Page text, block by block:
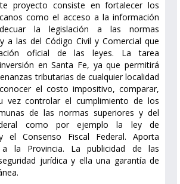
proyecto consiste en fortalecer los
como el acceso a la información
la legislación a las normas
a las del Código Civil y Comercial que
oficial de las leyes. La tarea
en Santa Fe, ya que permitirá
tributarias de cualquier localidad
el costo impositivo, comparar,
vez controlar el cumplimiento de los
de las normas superiores y del
como por ejemplo la ley de
el Consenso Fiscal Federal. Aporta
a la Provincia. La publicidad de las
jurídica y ella una garantía de